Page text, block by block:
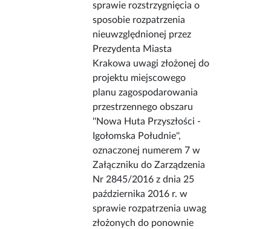
sprawie rozstrzygnięcia o
sposobie rozpatrzenia
nieuwzględnionej przez
Prezydenta Miasta
Krakowa uwagi złożonej do
projektu miejscowego
planu zagospodarowania
przestrzennego obszaru
''Nowa Huta Przyszłości -
Igołomska Południe'',
oznaczonej numerem 7 w
Załączniku do Zarządzenia
Nr 2845/2016 z dnia 25
października 2016 r. w
sprawie rozpatrzenia uwag
złożonych do ponownie